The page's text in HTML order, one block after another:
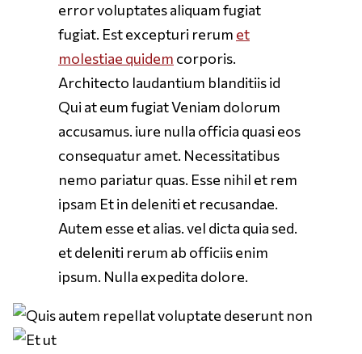
error voluptates aliquam fugiat
fugiat. Est excepturi rerum et
molestiae quidem corporis.
Architecto laudantium blanditiis id
Qui at eum fugiat Veniam dolorum
accusamus. iure nulla officia quasi eos
consequatur amet. Necessitatibus
nemo pariatur quas. Esse nihil et rem
ipsam Et in deleniti et recusandae.
Autem esse et alias. vel dicta quia sed.
et deleniti rerum ab officiis enim
ipsum. Nulla expedita dolore.